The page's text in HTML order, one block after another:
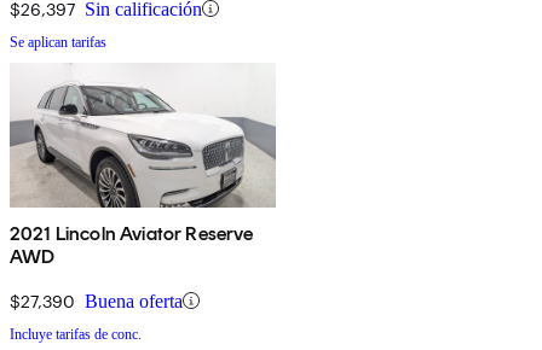
$26,397 Sin calificación
Se aplican tarifas
2021 Lincoln Aviator Reserve
AWD
$27,390 Buena oferta
Incluye tarifas de conc.